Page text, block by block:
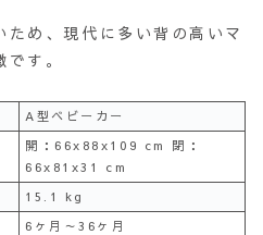
め、現代に多い背の高いマ
す。
A型ベビーカー
開：66x88x109 cm 閉：
66x81x31 cm
15.1 kg
6ヶ月～36ヶ月